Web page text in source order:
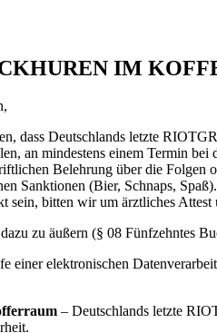
IM
dass Deutschlands letzte
an mindestens einem Termin bei
Belehrung über die
Sanktionen (Bier, Schnaps, Spaß).
sein, bitten wir um ärztliches
zu äußern (§ 08 Fünfzehntes
einer elektronischen
– Deutschlands letzte